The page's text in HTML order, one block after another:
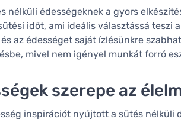
nélküli édességeknek a gyors
időt, ami ideális választássá teszi
az édességet saját ízlésünkre
mivel nem igényel munkát forró
szerepe az
inspirációt nyújtott a sütés nélküli